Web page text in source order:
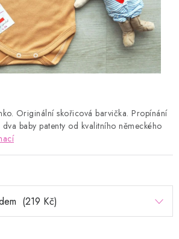
Doprava a platba
pro vrácení a výměnu
podmínky
údajů
Blog
Originální skořicová barvička. Propínání
baby patenty od kvalitního německého